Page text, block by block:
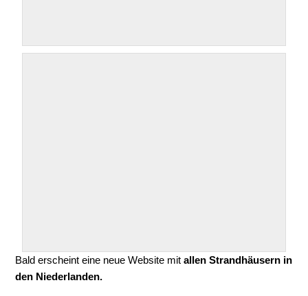
Bald erscheint eine neue Website mitallen Strandhäusern in
den Niederlanden.